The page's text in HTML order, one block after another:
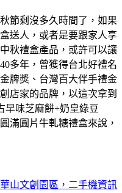
節剩沒多久時間了，如果
送人，或者是要跟家人享
秋禮盒產品，或許可以讓
多年，曾獲得台北好禮名
牌獎、台灣百大伴手禮金
店家的品牌，以這次拿到
早味芝麻餅+奶皇綠豆
滿圓片牛軋糖禮盒來說，
山文創園區，二手機資訊